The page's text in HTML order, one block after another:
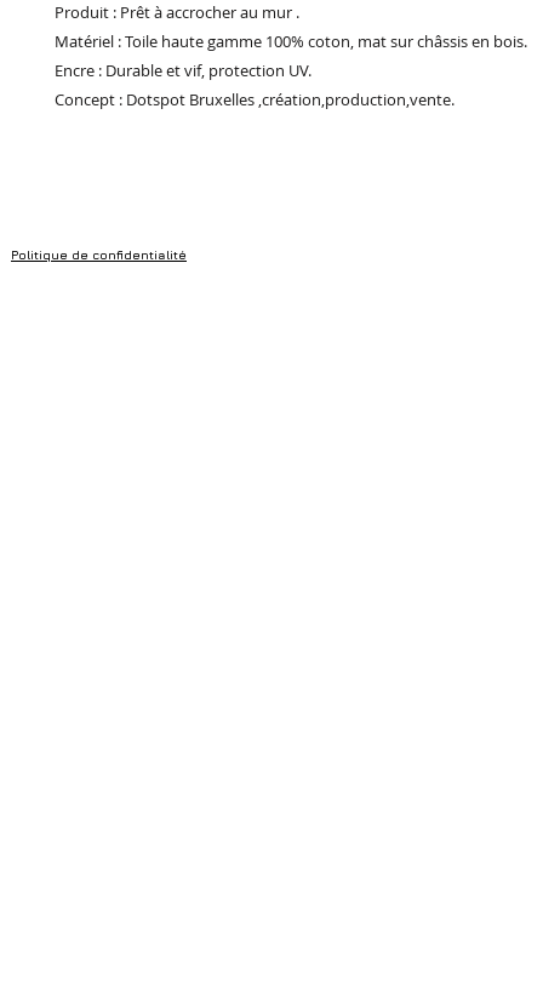
Produit : Prêt à accrocher au mur .
Matériel : Toile haute gamme 100% coton, mat sur châssis en bois.
Encre : Durable et vif, protection UV.
Concept : Dotspot Bruxelles ,création,production,vente.
Politique de confidentialité